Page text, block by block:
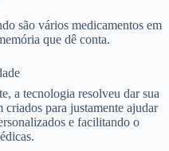
são vários medicamentos em
que dê conta.
a tecnologia resolveu dar sua
para justamente ajudar
e facilitando o